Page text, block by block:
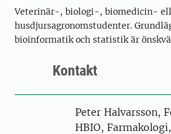
Veterinär-, biologi-, biomedicin-
husdjursagronomstudenter.
bioinformatik och statistik är
Kontakt
PersonPeter Halvarsson,
HBIO,